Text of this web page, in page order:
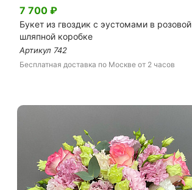
7 700 ₽
Букет из гвоздик с эустомами в розовой
шляпной коробке
Артикул 742
Бесплатная доставка по Москве от 2 часов